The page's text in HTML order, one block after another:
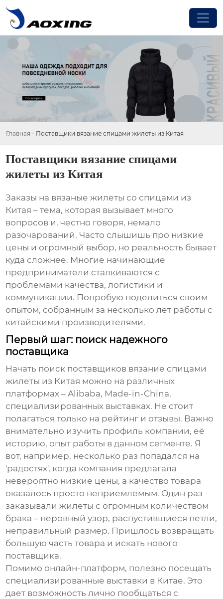
Главная - Поставщики вязание спицами жилеты из Китая
Поставщики вязание спицами
жилеты из Китая
Заказы на вязаные жилеты со спицами из
Китая – тема, которая вызывает много
вопросов и, честно говоря, немало
разочарований. Часто слышишь про низкие
цены и огромный выбор, но реальность бывает
куда сложнее. Многие начинающие
предприниматели сталкиваются с
проблемами качества, логистики и
коммуникации. Попробую поделиться своим
опытом, собранным за несколько лет работы с
китайскими производителями.
Первый шаг: поиск надежного
поставщика
Начать поиск поставщиков вязание спицами
жилеты из Китая можно на различных
платформах – Alibaba, Made-in-China,
специализированных выставках. Не стоит
полагаться только на рейтинг и отзывы. Важно
внимательно изучить профиль компании, её
историю, опыт работы в данном сегменте. Я
вот, например, несколько раз попадался на
'радостях', когда компания предлагала
невероятно низкие цены, а качество товара
оказалось просто неприемлемым. Один раз
заказывали жилеты с огромным количеством
брака – неровный узор, распустившиеся петли,
неправильный размер. Пришлось возвращать
большую часть товара и искать нового
поставщика.
Помимо онлайн-платформ, полезно посещать
специализированные выставки в Китае. Это
дает возможность лично пообщаться с